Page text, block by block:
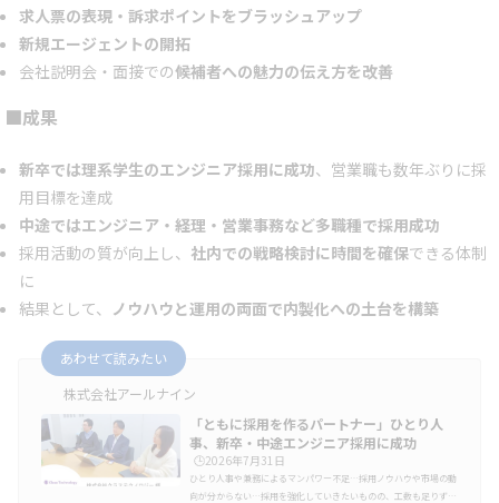
求人票の表現・訴求ポイントをブラッシュアップ
新規エージェントの開拓
会社説明会・面接での候補者への魅力の伝え方を改善
■成果
新卒では理系学生のエンジニア採用に成功、営業職も数年ぶりに採
用目標を達成
中途ではエンジニア・経理・営業事務など多職種で採用成功
採用活動の質が向上し、 社内での戦略検討に時間を確保できる体制
に
結果として、 ノウハウと運用の両面で内製化への土台を構築
あわせて読みたい
株式会社アールナイン
「ともに採用を作るパートナー」ひとり人
事、新卒・中途エンジニア採用に成功
🕒️2026年7月31日
ひとり人事や兼務によるマンパワー不足…採用ノウハウや市場の動
向が分からない…採用を強化していきたいものの、工数も足りず、